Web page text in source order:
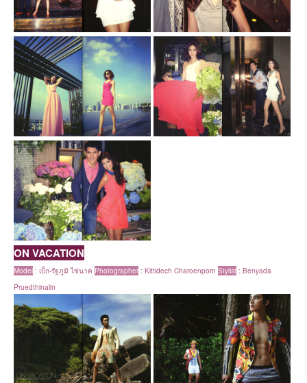
ON VACATION
Model : เป็ก-รัฐภูมิ ไข่นาค Photographer : Kittidech Charoenporn Stylist : Benyada
Pruedthinalin